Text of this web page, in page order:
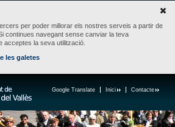
per poder millorar els nostres serveis a partir de
continues navegant sense canviar la teva
acceptes la seva utilització.
les galetes
Contacte
Inici
Google Translate